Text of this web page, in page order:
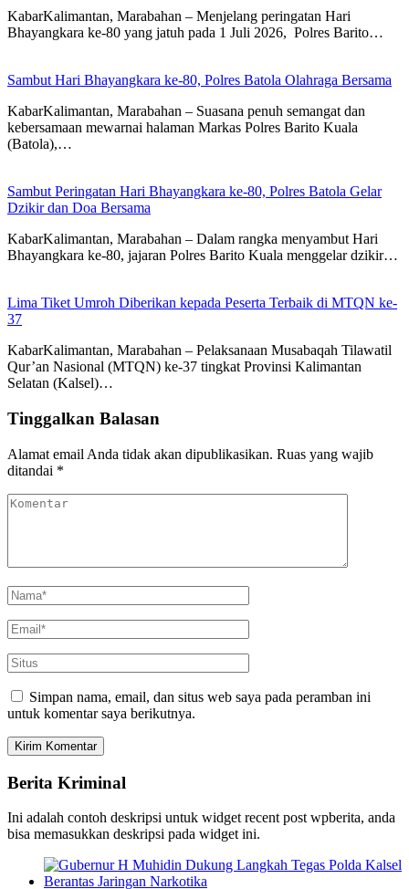
KabarKalimantan, Marabahan – ​Menjelang peringatan Hari
Bhayangkara ke-80 yang jatuh pada 1 Juli 2026, Polres Barito…
Sambut Hari Bhayangkara ke-80, Polres Batola Olahraga Bersama
KabarKalimantan, Marabahan – Suasana penuh semangat dan
kebersamaan mewarnai halaman Markas Polres Barito Kuala
(Batola),…
Sambut Peringatan Hari Bhayangkara ke-80, Polres Batola Gelar
Dzikir dan Doa Bersama
KabarKalimantan, Marabahan – Dalam rangka menyambut Hari
Bhayangkara ke-80, jajaran Polres Barito Kuala menggelar dzikir…
Lima Tiket Umroh Diberikan kepada Peserta Terbaik di MTQN ke-
37
KabarKalimantan, Marabahan – Pelaksanaan Musabaqah Tilawatil
Qur’an Nasional (MTQN) ke-37 tingkat Provinsi Kalimantan
Selatan (Kalsel)…
Tinggalkan Balasan
Alamat email Anda tidak akan dipublikasikan. Ruas yang wajib
ditandai *
Simpan nama, email, dan situs web saya pada peramban ini
untuk komentar saya berikutnya.
Berita Kriminal
Ini adalah contoh deskripsi untuk widget recent post wpberita, anda
bisa memasukkan deskripsi pada widget ini.